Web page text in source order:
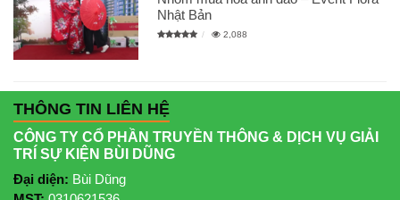
Nhật Bản
2,088
THÔNG TIN LIÊN HỆ
CÔNG TY CỔ PHẦN TRUYỀN THÔNG & DỊCH VỤ GIẢI
TRÍ SỰ KIỆN BÙI DŨNG
Đại diện: Bùi Dũng